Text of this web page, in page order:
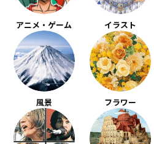
アニメ・ゲーム イラスト
風景 フラワー